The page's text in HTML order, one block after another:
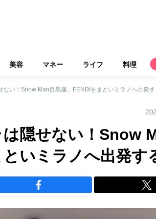
美容 マネー ライフ 料理
ない！Snow Man目黒蓮、FENDIをまといミラノへ出発
は隠せない！Snow
いミラノへ出発す